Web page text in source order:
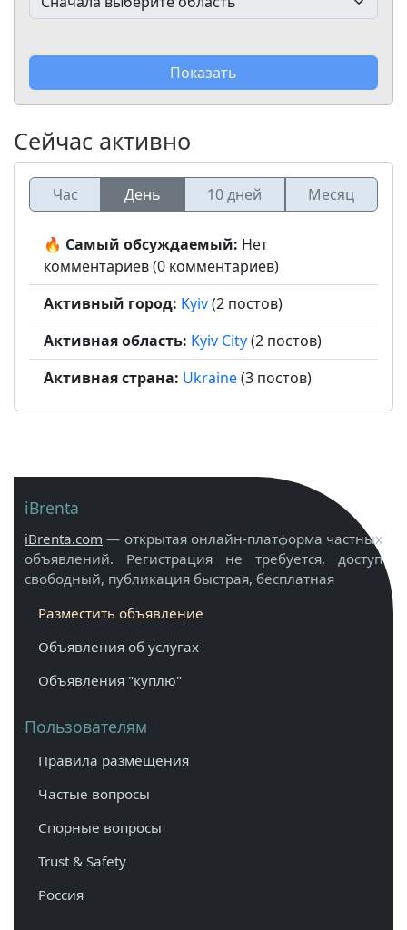
Показать
Сейчас активно
Час День 10 дней Месяц
🔥 Самый обсуждаемый: Нет
комментариев (0 комментариев)
Активный город: Kyiv(2 постов)
Активная область: Kyiv City(2 постов)
Активная страна: Ukraine(3 постов)
iBrenta
iBrenta.com — открытая онлайн-платформа частных
объявлений. Регистрация не требуется, доступ
свободный, публикация быстрая, бесплатная
Разместить объявление
Объявления об услугах
Объявления "куплю"
Пользователям
Правила размещения
Частые вопросы
Спорные вопросы
Trust & Safety
Россия